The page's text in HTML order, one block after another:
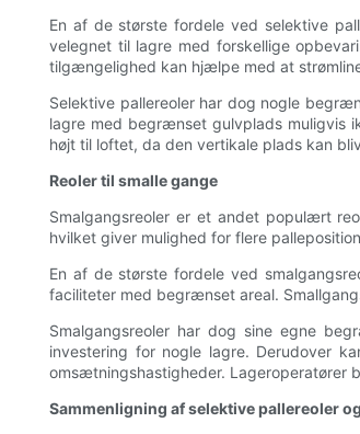
En af de største fordele ved selektive
velegnet til lagre med forskellige
tilgængelighed kan hjælpe med at
Selektive pallereoler har dog nogle
lagre med begrænset gulvplads muligvis
højt til loftet, da den vertikale plads kan
Reoler til smalle gange
Smalgangsreoler er et andet populært
hvilket giver mulighed for flere
En af de største fordele ved
faciliteter med begrænset areal.
Smalgangsreoler har dog sine egne
investering for nogle lagre. Derudover
omsætningshastigheder. Lageroperatører
Sammenligning af selektive pallereoler